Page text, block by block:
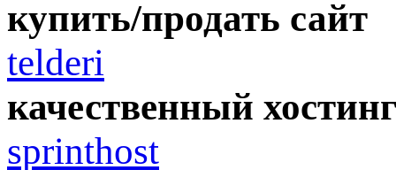
купить/продать сайт
telderi
качественный
sprinthost